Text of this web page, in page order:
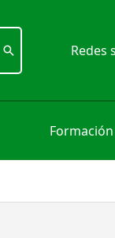
Redes
Formación